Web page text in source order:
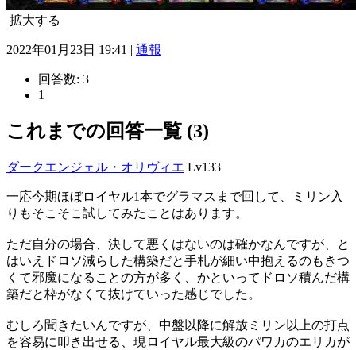
拡大する
2022年01月23日 19:41 | 通報
回答数: 3
1
これまでの回答一覧 (3)
ダークエンジェル・オリヴィエ Lv133
一応今期ほぼロイヤル1本でグラマスまで回して、ミリン入
りもそこそこ試してみたことはあります。
ただ自分の場合、決して悪くはないのは確かなんですが、と
はいえドロソ減らした構築だと手札が細い中抱えるのもきつ
くて邪魔になることの方が多く、かといってドロソ積んだ構
築だと枠がなくて抜けていった感じでした。
むしろ聞きたいんですが、中盤以降に解放ミリン以上の打点
を容易に叩き出せる、現ロイヤル最大級のパワカのエリカが